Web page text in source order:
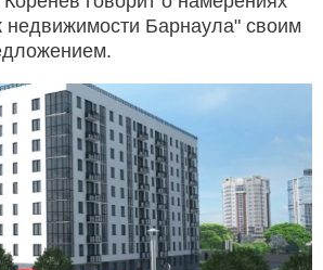
недвижимости Барнаула" своим